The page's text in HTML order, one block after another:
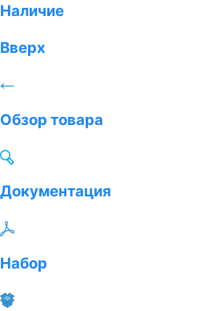
Наличие
Вверх
Обзор товара
Документация
Набор